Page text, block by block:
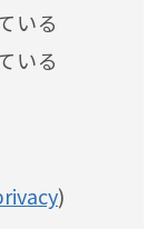
いる
いる
)